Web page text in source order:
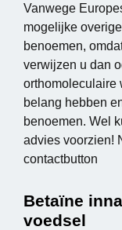
Vanwege
mogelijke
benoemen,
verwijzen u dan
orthomoleculaire
belang hebben
benoemen. Wel
advies voorzien!
contactbutton
Betaïne
voedsel